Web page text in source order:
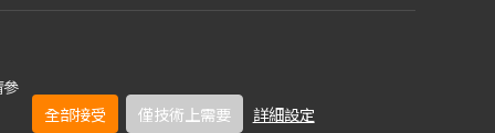
全部接受
僅技術上需要 詳細設定
©TOA(HONG KONG) LIMITED All rights reserved.